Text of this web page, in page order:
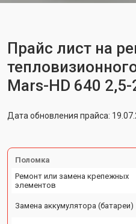
Прайс лист на
Mars-HD 640 2,5-
Дата обновления прайса:
Поломка
Ремонт или замена крепежных
элементов
Замена аккумулятора (батареи)